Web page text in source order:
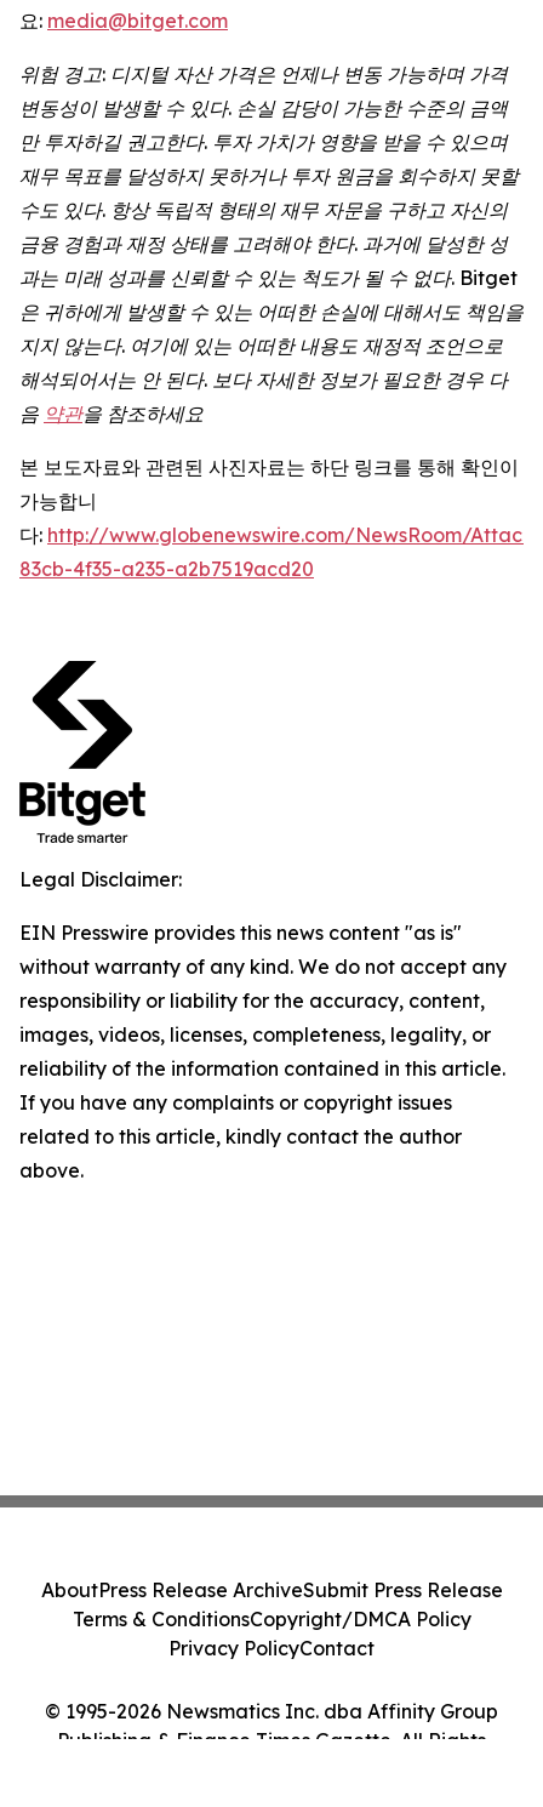
요: media@bitget.com
위험 경고: 디지털 자산 가격은 언제나 변동 가능하며 가격
변동성이 발생할 수 있다. 손실 감당이 가능한 수준의 금액
만 투자하길 권고한다. 투자 가치가 영향을 받을 수 있으며
재무 목표를 달성하지 못하거나 투자 원금을 회수하지 못할
수도 있다. 항상 독립적 형태의 재무 자문을 구하고 자신의
금융 경험과 재정 상태를 고려해야 한다. 과거에 달성한 성
과는 미래 성과를 신뢰할 수 있는 척도가 될 수 없다. Bitget
은 귀하에게 발생할 수 있는 어떠한 손실에 대해서도 책임을
지지 않는다. 여기에 있는 어떠한 내용도 재정적 조언으로
해석되어서는 안 된다. 보다 자세한 정보가 필요한 경우 다
음 약관을 참조하세요
본 보도자료와 관련된 사진자료는 하단 링크를 통해 확인이
가능합니
다: http://www.globenewswire.com/NewsRoom/
83cb-4f35-a235-a2b7519acd20
Legal Disclaimer:
EIN Presswire provides this news content "as is"
without warranty of any kind. We do not accept any
responsibility or liability for the accuracy, content,
images, videos, licenses, completeness, legality, or
reliability of the information contained in this article.
If you have any complaints or copyright issues
related to this article, kindly contact the author
above.
© 1995-2026 Newsmatics Inc. dba Affinity Group
Publishing & Finance Times Gazette. All Rights
AboutPress Release ArchiveSubmit Press Release
Terms & ConditionsCopyright/DMCA Policy
Privacy PolicyContact